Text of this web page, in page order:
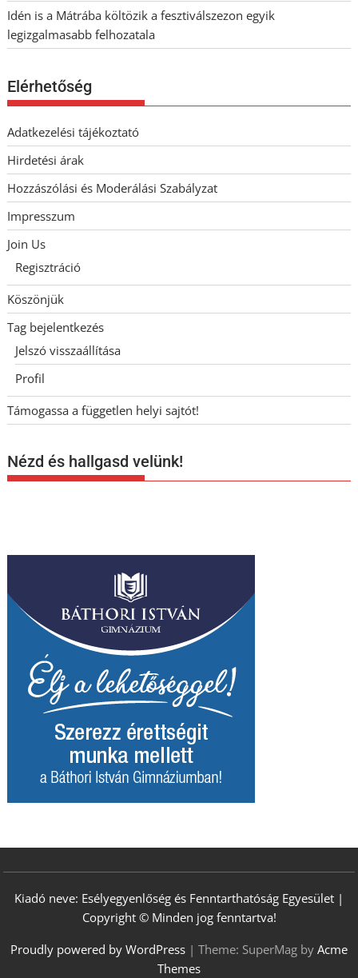
Idén is a Mátrába költözik a fesztiválszezon egyik
legizgalmasabb felhozatala
Elérhetőség
Adatkezelési tájékoztató
Hirdetési árak
Hozzászólási és Moderálási Szabályzat
Impresszum
Join Us
Regisztráció
Köszönjük
Tag bejelentkezés
Jelszó visszaállítása
Profil
Támogassa a független helyi sajtót!
Nézd és hallgasd velünk!
Kiadó neve: Esélyegyenlőség és Fenntarthatóság Egyesület |
Copyright © Minden jog fenntartva!
Proudly powered by WordPress | Theme: SuperMag by Acme
Themes